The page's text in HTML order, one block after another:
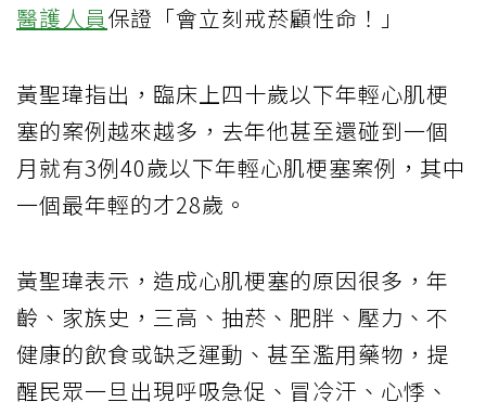
醫護人員保證「會立刻戒菸顧性命！」
黃聖瑋指出，臨床上四十歲以下年輕心肌梗
塞的案例越來越多，去年他甚至還碰到一個
月就有3例40歲以下年輕心肌梗塞案例，其中
一個最年輕的才28歲。
黃聖瑋表示，造成心肌梗塞的原因很多，年
齡、家族史，三高、抽菸、肥胖、壓力、不
健康的飲食或缺乏運動、甚至濫用藥物，提
醒民眾一旦出現呼吸急促、冒冷汗、心悸、